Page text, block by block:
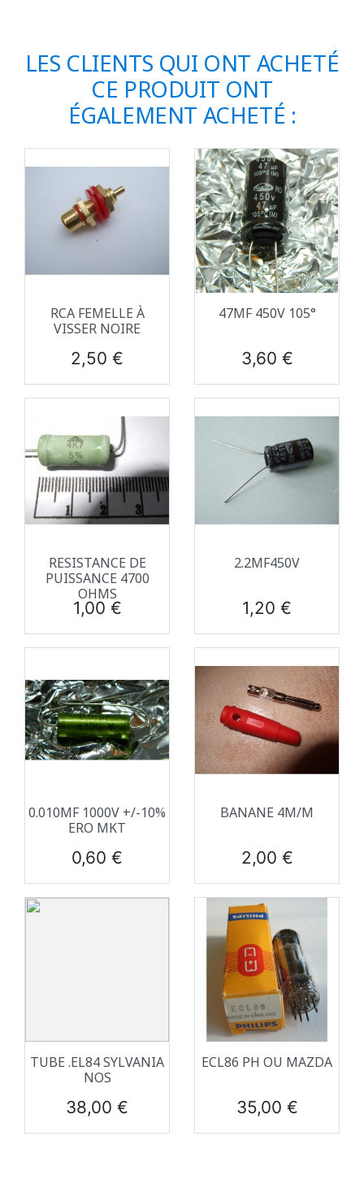
LES CLIENTS QUI ONT ACHETÉ
CE PRODUIT ONT
ÉGALEMENT ACHETÉ :
RCA FEMELLE À
VISSER NOIRE
Prix
2,50 €
47ΜF 450V 105°
Prix
3,60 €
RESISTANCE DE
PUISSANCE 4700
OHMS
Prix
1,00 €
2.2ΜF450V
Prix
1,20 €
0.010ΜF 1000V +/-10%
ERO MKT
Prix
0,60 €
BANANE 4M/M
Prix
2,00 €
TUBE .EL84 SYLVANIA
NOS
Prix
38,00 €
ECL86 PH OU MAZDA
Prix
35,00 €